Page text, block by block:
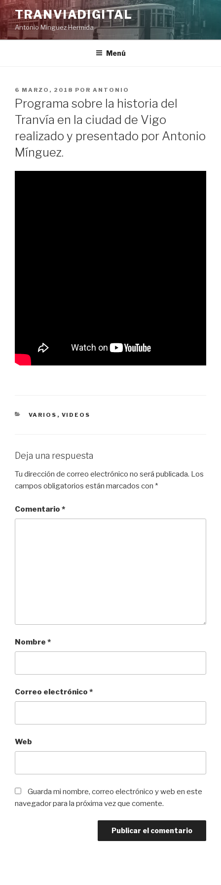
Saltar
contenido
TRANVIADIGITAL
Antonio Mínguez Hermida
Menú
PUBLICADO
EL
6 MARZO, 2018 POR ANTONIO
Programa sobre la historia del
Tranvía en la ciudad de Vigo
realizado y presentado por Antonio
Mínguez.
CATEGORÍAS
VARIOS , VIDEOS
Deja una respuesta
Tu dirección de correo electrónico no será publicada. Los
campos obligatorios están marcados con *
Comentario *
Nombre *
Correo electrónico *
Web
Guarda mi nombre, correo electrónico y web en este
navegador para la próxima vez que comente.